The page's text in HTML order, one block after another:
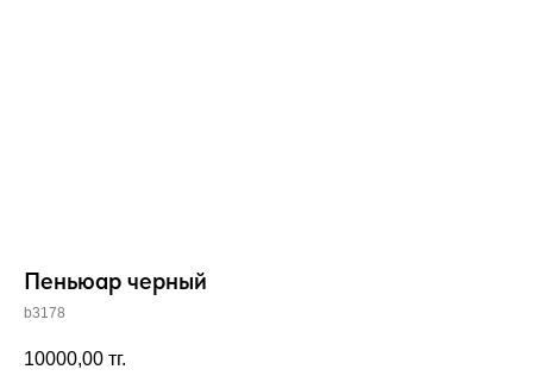
Пеньюар черный
b3178
10000,00 тг.